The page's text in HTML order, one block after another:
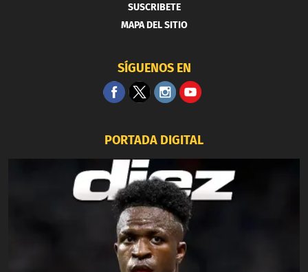
SUSCRIBETE
MAPA DEL SITIO
SÍGUENOS EN
PORTADA DIGITAL